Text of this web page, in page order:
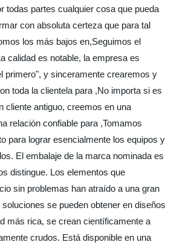
todas partes cualquier cosa que pueda
con absoluta certeza que para tal
los más bajos en,Seguimos el
calidad es notable, la empresa es
primero", y sinceramente crearemos y
toda la clientela para ,No importa si es
cliente antiguo, creemos en una
relación confiable para ,Tomamos
para lograr esencialmente los equipos y
El embalaje de la marca nominada es
distingue. Los elementos que
sin problemas han atraído a una gran
se pueden obtener en diseños
más rica, se crean científicamente a
crudos. Está disponible en una